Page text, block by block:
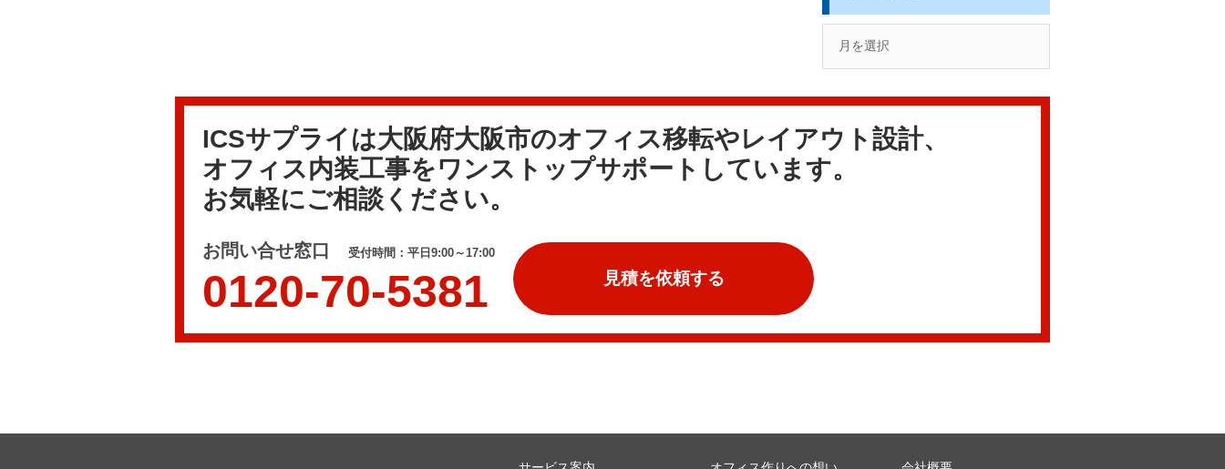
ICSサプライは大阪府大阪市のオフィス移転やレイアウト設計、
オフィス内装工事をワンストップサポートしています。
お気軽にご相談ください。
お問い合せ窓口 受付時間：平日9:00～17:00
0120-70-5381 見積を依頼する